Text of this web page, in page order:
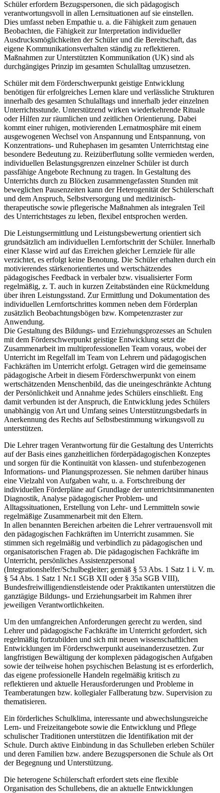
Schüler erfordern Bezugspersonen, die sich pädagogisch
verantwortungsvoll in allen Lernsituationen auf sie einstellen.
Dies umfasst neben Empathie u. a. die Fähigkeit zum genauen
Beobachten, die Fähigkeit zur Interpretation individueller
Ausdrucksmöglichkeiten der Schüler und die Bereitschaft, das
eigene Kommunikationsverhalten ständig zu reflektieren.
Maßnahmen zur Unterstützten Kommunikation (UK) sind als
durchgängiges Prinzip im gesamten Schulalltag umzusetzen.
Schüler mit dem Förderschwerpunkt geistige Entwicklung
benötigen für erfolgreiches Lernen klare und verlässliche Strukturen
innerhalb des gesamten Schulalltags und innerhalb jeder einzelnen
Unterrichtsstunde. Unterstützend wirken wiederkehrende Rituale
oder Hilfen zur räumlichen und zeitlichen Orientierung. Dabei
kommt einer ruhigen, motivierenden Lernatmosphäre mit einem
ausgewogenen Wechsel von Anspannung und Entspannung, von
Konzentrations- und Ruhephasen im gesamten Unterrichtstag eine
besondere Bedeutung zu. Reizüberflutung sollte vermieden werden,
individuellen Belastungsgrenzen einzelner Schüler ist durch
passfähige Angebote Rechnung zu tragen. In Gestaltung des
Unterrichts durch zu Blöcken zusammengefassten Stunden mit
beweglichen Pausenzeiten kann der Heterogenität der Schülerschaft
und dem Anspruch, Selbstversorgung und medizinisch-
therapeutische sowie pflegerische Maßnahmen als integralen Teil
des Unterrichtstages zu leben, flexibel entsprochen werden.
Die Leistungsermittlung und Leistungsbewertung orientiert sich
grundsätzlich am individuellen Lernfortschritt der Schüler. Innerhalb
einer Klasse wird auf das Erreichen gleicher Lernziele für alle
verzichtet, es erfolgt keine Benotung. Die Schüler erhalten durch ein
motivierendes stärkenorientiertes und wertschätzendes
pädagogisches Feedback in verbaler bzw. visualisierter Form
regelmäßig, z. T. auch in kurzen Zeitabständen eine Rückmeldung
über ihren Leistungsstand. Zur Ermittlung und Dokumentation des
individuellen Lernfortschrittes kommen neben dem Förderplan
zusätzlich Beobachtungsbögen bzw. Kompetenzraster zur
Anwendung.
Die Gestaltung des Bildungs- und Erziehungsprozesses an Schulen
mit dem Förderschwerpunkt geistige Entwicklung setzt die
Zusammenarbeit im multiprofessionellen Team voraus, wobei der
Unterricht im Regelfall im Team von Lehrern und pädagogischen
Fachkräften im Unterricht erfolgt. Getragen wird die gemeinsame
pädagogische Arbeit in diesem Förderschwerpunkt von einem
wertschätzenden Menschenbild, das die uneingeschränkte Achtung
der Persönlichkeit und Annahme jedes Schülers einschließt. Eng
damit verbunden ist der Anspruch, die Entwicklung jedes Schülers
unabhängig von Art und Umfang seines Unterstützungsbedarfs in
Anerkennung des Rechts auf Selbstbestimmung wirkungsvoll zu
unterstützen.
Die Lehrer tragen Verantwortung für die Gestaltung des Unterrichts
auf der Basis eines ganzheitlichen förderpädagogischen Konzeptes
und sorgen für die Kontinuität von klassen- und stufenbezogenen
Informations- und Planungsprozessen. Sie nehmen darüber hinaus
eine Vielzahl von Aufgaben wahr, u. a. Fortschreibung der
individuellen Förderpläne auf Grundlage der unterrichtsimmanenten
Diagnostik, Analyse pädagogischer Problem- und
Alltagssituationen, Erstellung von Lehr- und Lernmitteln sowie
regelmäßige Zusammenarbeit mit den Eltern.
In allen benannten Bereichen arbeiten die Lehrer vertrauensvoll mit
den pädagogischen Fachkräften im Unterricht zusammen. Sie
stimmen sich regelmäßig und verbindlich zu pädagogischen und
organisatorischen Fragen ab. Die pädagogischen Fachkräfte im
Unterricht, persönliches Assistenzpersonal
(Integrationshelfer/Schulbegleiter; gemäß § 53 Abs. 1 Satz 1 i. V. m.
§ 54 Abs. 1 Satz 1 Nr.1 SGB XII oder § 35a SGB VIII),
Bundesfreiwilligendienstleistende oder Praktikanten unterstützen die
ganztägige Bildungs- und Erziehungsarbeit im Rahmen ihrer
jeweiligen Verantwortlichkeiten.
Um den umfangreichen Anforderungen gerecht zu werden, sind
Lehrer und pädagogische Fachkräfte im Unterricht gefordert, sich
regelmäßig fortzubilden und sich mit neuen wissenschaftlichen
Entwicklungen im Förderschwerpunkt auseinanderzusetzen. Zur
langfristigen Bewältigung der komplexen pädagogischen Aufgaben
sowie der teilweise hohen psychischen Belastung ist es erforderlich,
das eigene professionelle Handeln regelmäßig kritisch zu
reflektieren und aktuelle Herausforderungen und Probleme in
Teamberatungen bzw. kollegialer Fallberatung bzw. Supervision zu
thematisieren.
Ein förderliches Schulklima, interessante und abwechslungsreiche
Lern- und Freizeitangebote sowie die Entwicklung und Pflege
schulischer Traditionen unterstützen die Identifikation mit der
Schule. Durch aktive Einbindung in das Schulleben erleben Schüler
und deren Familien bzw. andere Bezugspersonen die Schule als Ort
der Begegnung und Unterstützung.
Die heterogene Schülerschaft erfordert stets eine flexible
Organisation des Schullebens, die an aktuelle Entwicklungen